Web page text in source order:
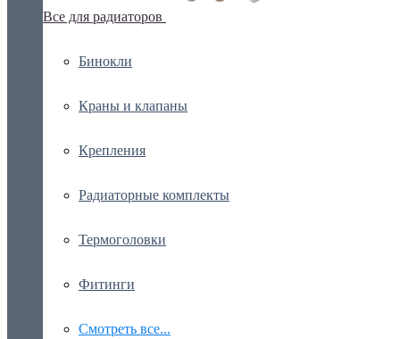
Все для радиаторов
Бинокли
Краны и клапаны
Крепления
Радиаторные комплекты
Термоголовки
Фитинги
Смотреть все...